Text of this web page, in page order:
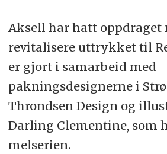
Aksell har hatt oppdraget
revitalisere uttrykket til
er gjort i samarbeid med
pakningsdesignerne i
Throndsen Design og
Darling Clementine, som
melserien.